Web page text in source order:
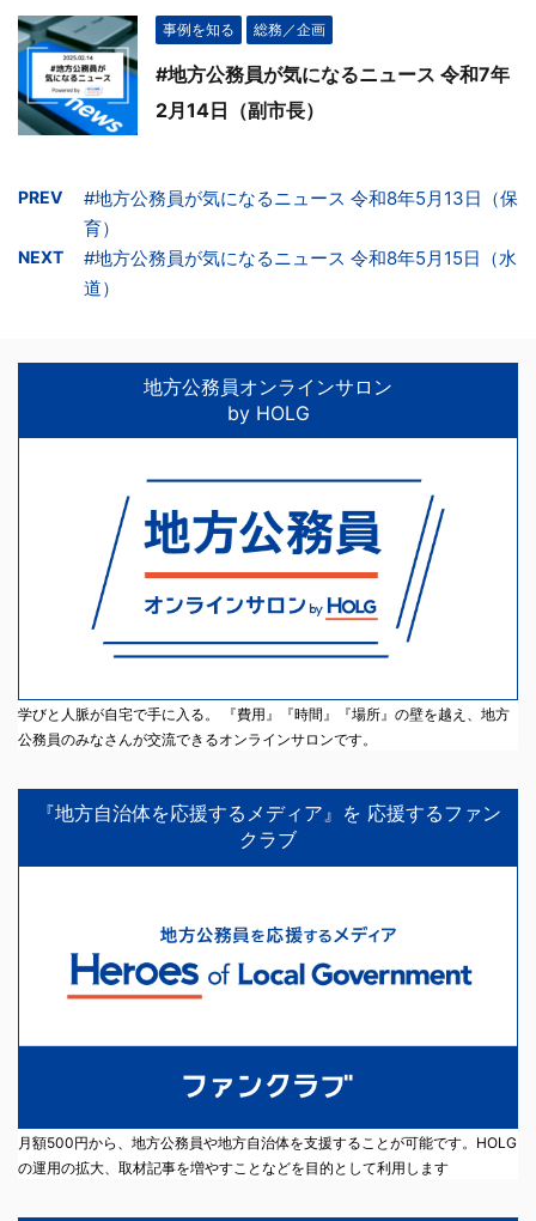
事例を知る 総務／企画
#地方公務員が気になるニュース 令和7年
2月14日（副市長）
PREV
#地方公務員が気になるニュース 令和8年5月13日（保
育）
NEXT
#地方公務員が気になるニュース 令和8年5月15日（水
道）
地方公務員オンラインサロン
by HOLG
学びと人脈が自宅で手に入る。 『費用』『時間』『場所』の壁を越え、地方
公務員のみなさんが交流できるオンラインサロンです。
『地方自治体を応援するメディア』を 応援するファン
クラブ
月額500円から、地方公務員や地方自治体を支援することが可能です。HOLG
の運用の拡大、取材記事を増やすことなどを目的として利用します